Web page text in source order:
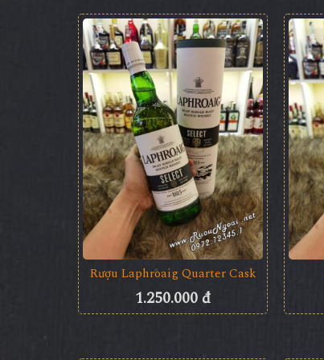
Rượu Laphroaig Quarter Cask
1.250.000 đ